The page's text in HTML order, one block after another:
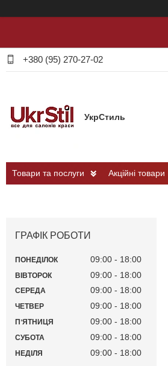
+380 (95) 270-27-02
УкрСтиль
Товари та послуги Акційні товари
ГРАФІК РОБОТИ
ПОНЕДІЛОК 09:00 18:00
ВІВТОРОК 09:00 18:00
СЕРЕДА 09:00 18:00
ЧЕТВЕР 09:00 18:00
ПʼЯТНИЦЯ 09:00 18:00
СУБОТА 09:00 18:00
НЕДІЛЯ 09:00 18:00